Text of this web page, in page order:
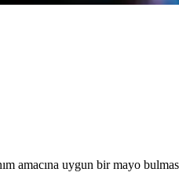
uygun bir mayo